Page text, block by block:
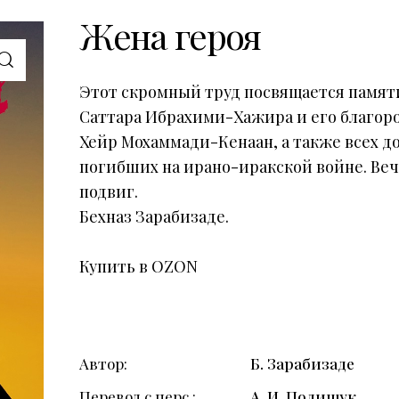
Жена героя
Этот скромный труд посвящается
Саттара Ибрахими-Хажира и его
Хейр Мохаммади-Кенаан, а также всех
погибших на ирано-иракской войне.
подвиг.
Бехназ Зарабизаде.
Купить в OZON
Автор
Б. Зарабизаде